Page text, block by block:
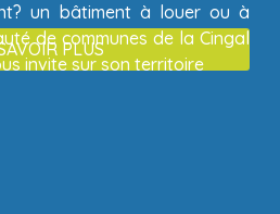
un bâtiment à louer ou à
de communes de la Cingal
invite sur son territoire
PLUS